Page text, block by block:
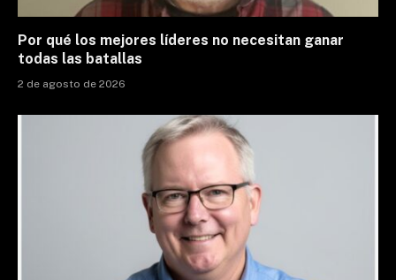
Por qué los mejores líderes no necesitan ganar
todas las batallas
2 de agosto de 2026